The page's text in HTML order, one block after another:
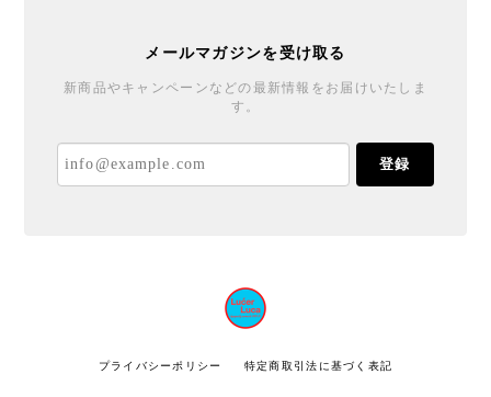
メールマガジンを受け取る
新商品やキャンペーンなどの最新情報をお届けいたしま
す。
登録
プライバシーポリシー 特定商取引法に基づく表記